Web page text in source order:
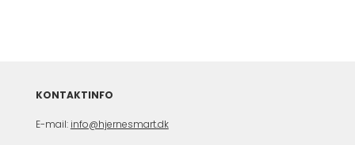
KONTAKTINFO
E-mail: info@hjernesmart.dk